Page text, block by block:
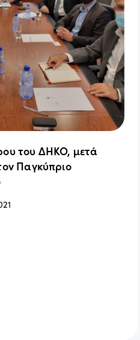
του ΔΗΚΟ, μετά
Παγκύπριο